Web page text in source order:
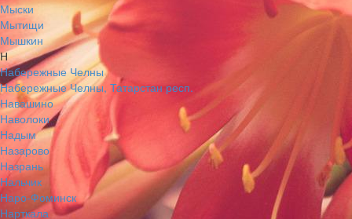
Мыски
Мытищи
Мышкин
Н
Набережные Челны
Набережные Челны, Татарстан респ.
Навашино
Наволоки
Надым
Назарово
Назрань
Нальчик
Наро-Фоминск
Нарткала